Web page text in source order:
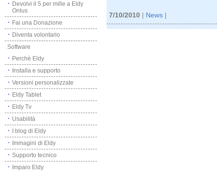
Devolvi il 5 per mille a Eldy
Onlus
Fai una Donazione
Diventa volontario
Software
Perchè Eldy
Installa e supporto
Versioni personalizzate
Eldy Tablet
Eldy Tv
Usabilità
I blog di Eldy
Immagini di Eldy
Supporto tecnico
Imparo Eldy
7/10/2010 News